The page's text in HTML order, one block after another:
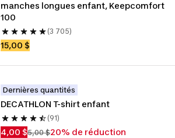
manches longues enfant, Keepcomfort
100
(3 705)
15,00 $
Dernières quantités
DECATHLON T-shirt enfant
(91)
4,00 $5,00 $20% de réduction